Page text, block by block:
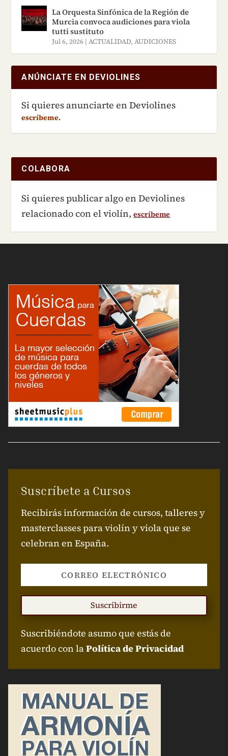
La Orquesta Sinfónica de la Región de
Murcia convoca audiciones para viola
tutti sustituto
Jul 6, 2026 |ACTUALIDAD,AUDICIONES
ANÚNCIATE EN DEVIOLINES
Si quieres anunciarte en Deviolines
escríbeme.
COLABORA
Si quieres publicar algo en Deviolines
relacionado con el violín,escríbeme
Suscríbete a Cursos
Recibirás información de cursos, talleres y
masterclasses para violín y viola que se
celebran en España.
Suscribirme
Suscribiéndote asumo que estás de
acuerdo con laPolítica de Privacidad